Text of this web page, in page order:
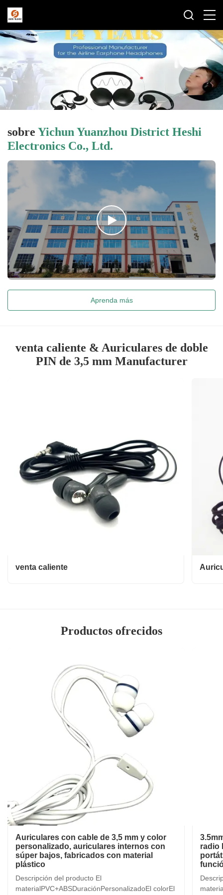
sobre Yichun Yuanzhou District Heshi
Electronics Co., Ltd.
Aprenda más
venta caliente & Auriculares de doble
PIN de 3,5 mm Manufacturer
venta caliente
Productos ofrecidos
Auriculares con cable de 3,5 mm y color
personalizado, auriculares internos con
súper bajos, fabricados con material
plástico
Descripción del producto El
materialPVC+ABSDuraciónPersonalizadoEl colorEl
radio